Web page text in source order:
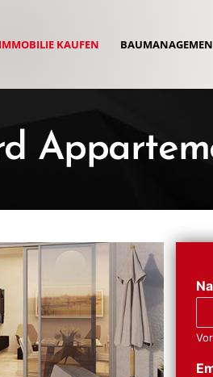
IMMOBILIE KAUFEN